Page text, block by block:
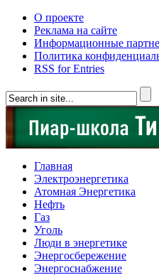
О проекте
Реклама на сайте
Информационные
Политика
RSS for Entries
Главная
Электроэнергетика
Атомная Энергетика
Нефть
Газ
Уголь
Люди в энергетике
Энергосбережение
Энергоснабжение